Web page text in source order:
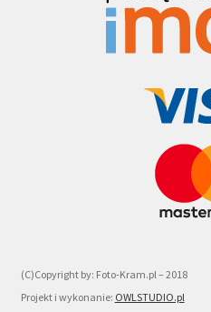
(C)Copyright by: Foto-Kram.pl – 2018
Projekt i wykonanie: OWLSTUDIO.pl